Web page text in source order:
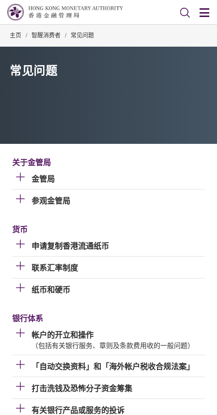
主页 / 智醒消费者 / 常见问题
常见问题
关于金管局
金管局
参观金管局
货币
申请复制香港流通纸币
联系汇率制度
纸币和硬币
银行体系
帐户的开立和操作
（包括有关银行服务、章则及条款费用收的一般问题）
「自动交换资料」和「海外帐户税收合规法案」
打击洗钱及恐怖分子资金筹集
有关银行产品或服务的投诉